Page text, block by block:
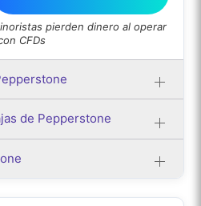
a la hora de elegir los
Forex para operar
comparar los costes
Forex para la trading
trading con índices?
pierden dinero al operar
CFDs
de Pepperstone